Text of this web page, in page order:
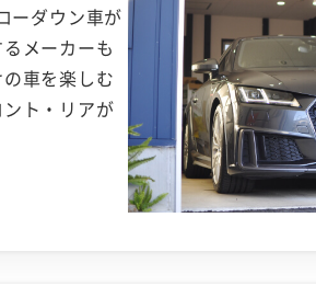
ーダウン車が
メーカーも
車を楽しむ
ト・リアが